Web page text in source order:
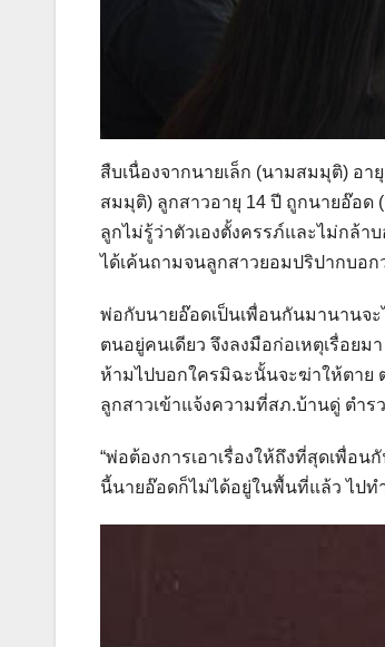
สืบเนื่องจากนายเล็ก (นามสมมุติ) อา
สมมุติ) ลูกสาวอายุ 14 ปี ถูกนายอ๊อด
ลูกไม่รู้ว่าตัวเองตั้งครรภ์และไม่กล้าบ
ได้เค้นถามจนลูกสาวยอมปริปากบอ
พ่อกับนายอ๊อดเป็นเพื่อนกันมานานจ
ตนอยู่คนเดียว จึงลงมือก่อเหตุเรื่อย
ห้ามไปบอกใครมิฉะนั้นจะฆ่าให้ตาย
ลูกสาวเข้าแจ้งความที่สภ.บ้านดู่ ตำร
“พ่อต้องการเอาเรื่องให้ถึงที่สุดเพื่
นี้นายอ๊อดก็ไม่ได้อยู่ในพื้นที่แล้ว ไป